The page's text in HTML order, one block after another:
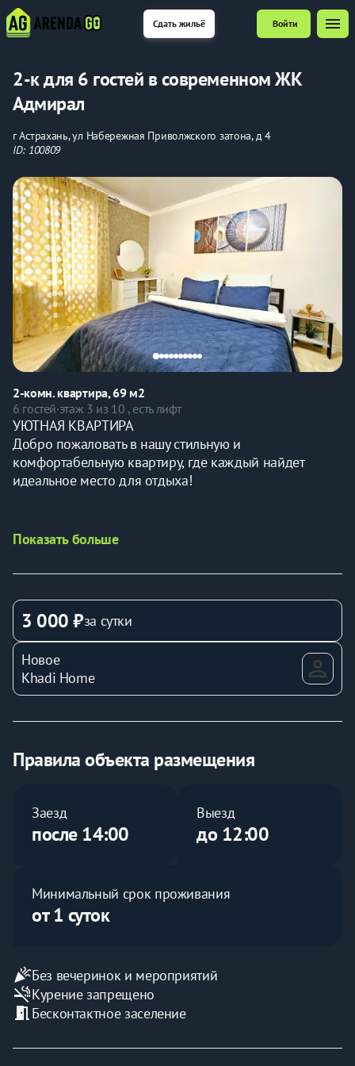
Сдать жильё Войти menu
2-к для 6 гостей в современном ЖК
Адмирал
г Астрахань, ул Набережная Приволжского затона, д 4
ID: 100809
2-комн. квартира, 69 м2
6 гостей·этаж 3 из 10 , есть лифт
УЮТНАЯ КВАРТИРА
Добро пожаловать в нашу стильную и
комфортабельную квартиру, где каждый найдет
идеальное место для отдыха!
⏰ Выезд — до 12:00
🔞 Квартира сдается лицам старше 20 лет.
🤝 Условия раннего заселения и позднего выезда
оговариваются индивидуально.
✅ Страховой залог — 1000 руб. (возвращается после
проверки состояния квартиры).
• 🚭 Курение любых форм курительных средств.
Нарушение данных правил приведет к досрочному
выселению с удержанием залога.
Показать больше
3 000 ₽за сутки
Новое
Khadi Home
Правила объекта размещения
Заезд
после 14:00
Выезд
до 12:00
Минимальный срок проживания
от 1 суток
celebrationБез вечеринок и мероприятий
smoke_freeКурение запрещено
meeting_room Бесконтактное заселение